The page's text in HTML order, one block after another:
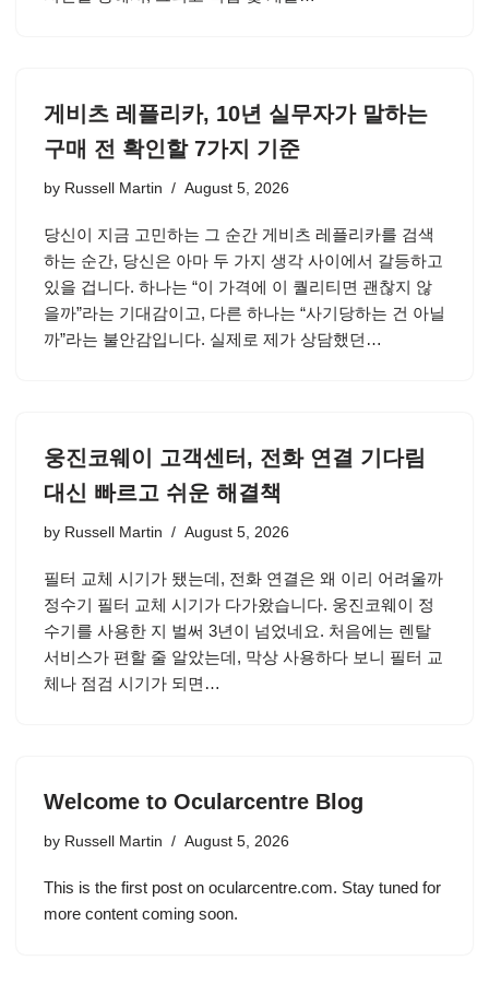
게비츠 레플리카, 10년 실무자가 말하는
구매 전 확인할 7가지 기준
by Russell Martin August 5, 2026
당신이 지금 고민하는 그 순간 게비츠 레플리카를 검색
하는 순간, 당신은 아마 두 가지 생각 사이에서 갈등하고
있을 겁니다. 하나는 “이 가격에 이 퀄리티면 괜찮지 않
을까”라는 기대감이고, 다른 하나는 “사기당하는 건 아닐
까”라는 불안감입니다. 실제로 제가 상담했던…
웅진코웨이 고객센터, 전화 연결 기다림
대신 빠르고 쉬운 해결책
by Russell Martin August 5, 2026
필터 교체 시기가 됐는데, 전화 연결은 왜 이리 어려울까
정수기 필터 교체 시기가 다가왔습니다. 웅진코웨이 정
수기를 사용한 지 벌써 3년이 넘었네요. 처음에는 렌탈
서비스가 편할 줄 알았는데, 막상 사용하다 보니 필터 교
체나 점검 시기가 되면…
Welcome to Ocularcentre Blog
by Russell Martin August 5, 2026
This is the first post on ocularcentre.com. Stay tuned for
more content coming soon.